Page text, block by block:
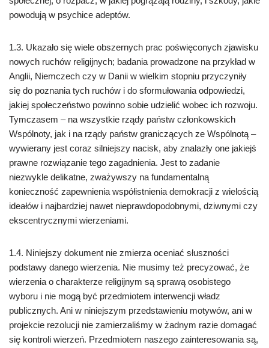
powodują w psychice adeptów.
1.3. Ukazało się wiele obszernych prac poświęconych zjawisku
nowych ruchów religijnych; badania prowadzone na przykład w
Anglii, Niemczech czy w Danii w wielkim stopniu przyczyniły
się do poznania tych ruchów i do sformułowania odpowiedzi,
jakiej społeczeństwo powinno sobie udzielić wobec ich rozwoju.
Tymczasem – na wszystkie rządy państw członkowskich
Wspólnoty, jak i na rządy państw graniczących ze Wspólnotą –
wywierany jest coraz silniejszy nacisk, aby znalazły one jakiejś
prawne rozwiązanie tego zagadnienia. Jest to zadanie
niezwykle delikatne, zważywszy na fundamentalną
konieczność zapewnienia współistnienia demokracji z wielością
ideałów i najbardziej nawet nieprawdopodobnymi, dziwnymi czy
ekscentrycznymi wierzeniami.
1.4. Niniejszy dokument nie zmierza oceniać słuszności
podstawy danego wierzenia. Nie musimy też precyzować, że
wierzenia o charakterze religijnym są sprawą osobistego
wyboru i nie mogą być przedmiotem interwencji władz
publicznych. Ani w niniejszym przedstawieniu motywów, ani w
projekcie rezolucji nie zamierzaliśmy w żadnym razie domagać
się kontroli wierzeń. Przedmiotem naszego zainteresowania są,